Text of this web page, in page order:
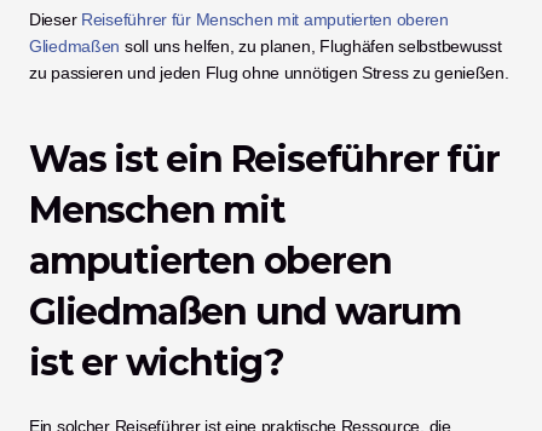
Dieser Reiseführer für Menschen mit amputierten oberen
Gliedmaßen soll uns helfen, zu planen, Flughäfen selbstbewusst
zu passieren und jeden Flug ohne unnötigen Stress zu genießen.
Was ist ein Reiseführer für
Menschen mit
amputierten oberen
Gliedmaßen und warum
ist er wichtig?
Ein solcher Reiseführer ist eine praktische Ressource, die